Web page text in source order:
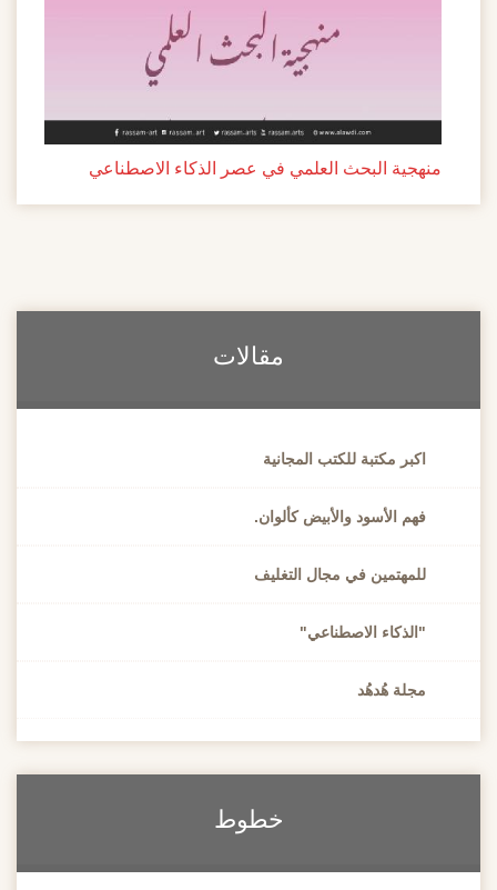
منهجية البحث العلمي في عصر الذكاء الاصطناعي
مقالات
اكبر مكتبة للكتب المجانية
فهم الأسود والأبيض كألوان.
للمهتمين في مجال التغليف
"الذكاء الاصطناعي"
مجلة هُدهُد
خطوط